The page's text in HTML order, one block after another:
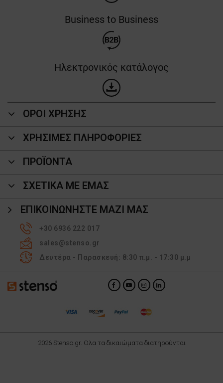
Business to Business
Ηλεκτρονικός κατάλογος
ΟΡΟΙ ΧΡΗΣΗΣ
ΧΡΗΣΙΜΕΣ ΠΛΗΡΟΦΟΡΙΕΣ
ΠΡΟΪΌΝΤΑ
ΣΧΕΤΙΚΑ ΜΕ ΕΜΑΣ
ΕΠΙΚΟΙΝΩΝΉΣΤΕ ΜΑΖΊ ΜΑΣ
+30 6936 222 017
sales@stenso.gr
Δευτέρα - Παρασκευή: 8:30 π.μ. - 17:30 μ.μ
2026 Stenso.gr. Ολα τα δικαιώματα διατηρούνται